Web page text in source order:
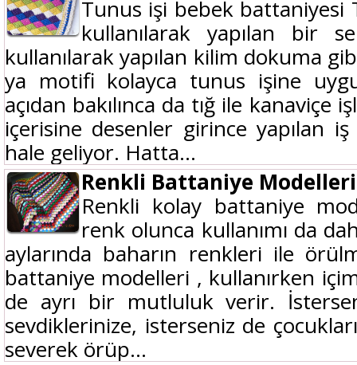
Tunus işi bebek battaniyesi
kullanılarak yapılan bir
kullanılarak yapılan kilim dokuma
ya motifi kolayca tunus işine
açıdan bakılınca da tığ ile kanaviçe
içerisine desenler girince yapılan
hale geliyor. Hatta...
Renkli Battaniye Modelleri
Renkli kolay battaniye
renk olunca kullanımı da
aylarında baharın renkleri ile
battaniye modelleri , kullanırken
de ayrı bir mutluluk verir.
sevdiklerinize, isterseniz de
severek örüp...